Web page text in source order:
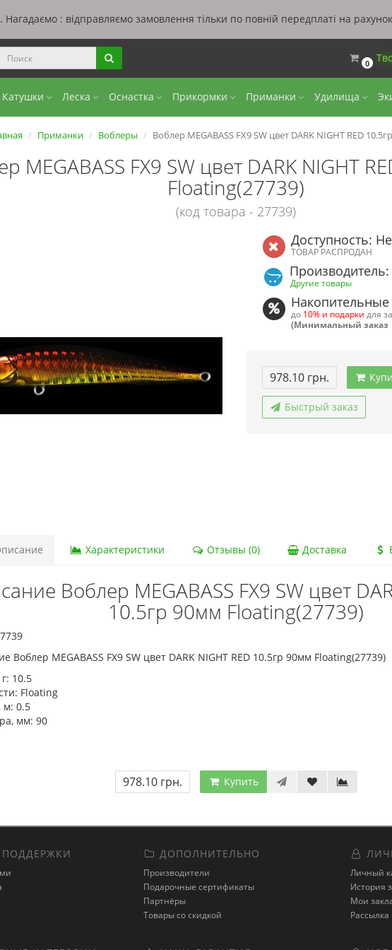
: відправляємо замовлення тільки по повній передплаті на
0
Катушки Леска Оснастка Прикормки Приманки Удилища
Приманки Воблеры Воблер MEGABASS FX9 SW цвет DARK NIGHT RED
MEGABASS FX9 SW цвет DARK NIGHT
Floating(27739)
(код товара - 27739)
Доступность:
ТОВАР РАСПРОДАН
Другие товары
Накопительные
до 10% и подарки для
(Минимальный заказ
978.10 грн.
Быстрый заказ
Характеристики Отзывы (0) Доставка
Воблер MEGABASS FX9 SW цвет
10.5гр 90мм Floating(27739)
Воблер MEGABASS FX9 SW цвет DARK NIGHT RED 10.5гр 90мм Floating(27739)
10.5
Floating
м: 0.5
мм: 90
978.10 грн. Купить
ДОПОЛНИТЕЛЬНО
Производители
Подарочные сертификаты
Партнёры
Товары со скидкой
Личный
История
Мои